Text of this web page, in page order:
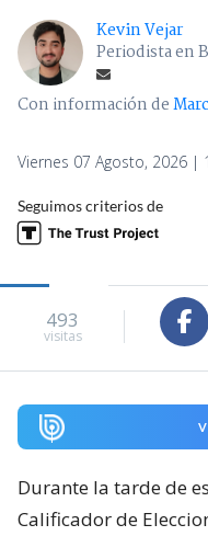
Kevin Vejar
Periodista en
Con información de
Viernes 07 Agosto, 2026 |
Seguimos criterios de
493
visitas
Durante la tarde de
Calificador de